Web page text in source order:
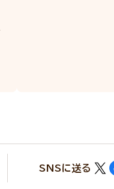
SNSに送る